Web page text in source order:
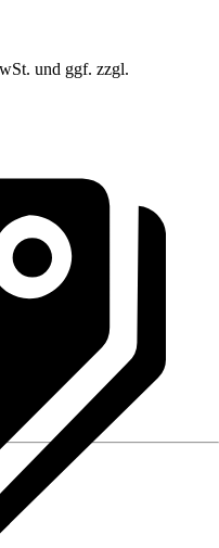
und ggf. zzgl.